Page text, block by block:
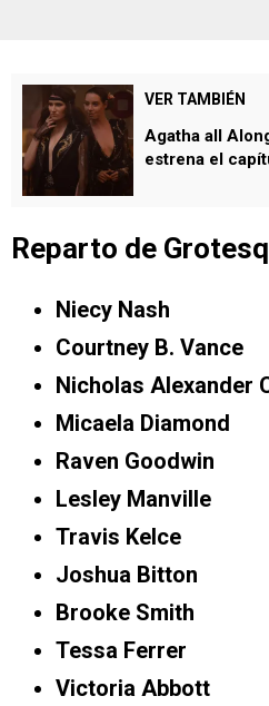
VER TAMBIÉN
Agatha all
estrena el
Reparto de
Niecy Nash
Courtney B. Vance
Nicholas Alexander
Micaela Diamond
Raven Goodwin
Lesley Manville
Travis Kelce
Joshua Bitton
Brooke Smith
Tessa Ferrer
Victoria Abbott